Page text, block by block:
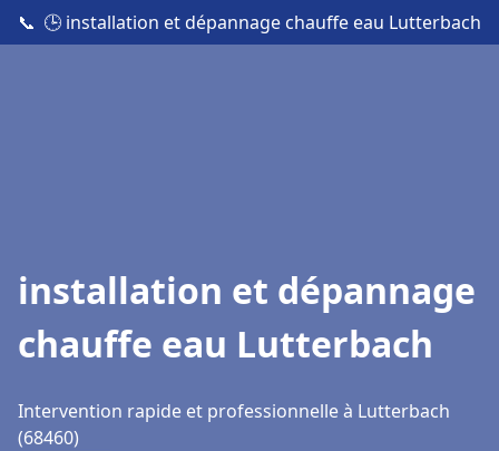
📞 🕒 installation et dépannage chauffe eau Lutterbach
installation et dépannage
chauffe eau Lutterbach
Intervention rapide et professionnelle à Lutterbach
(68460)